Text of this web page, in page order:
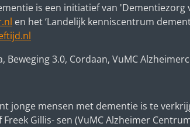
is een initiatief van 'Dementiezorg
en het‘Landelijk kenniscentrum
Beweging 3.0, Cordaan, VuMC
jonge mensen met dementie is te
Gillis- sen (VuMC Alzheimer